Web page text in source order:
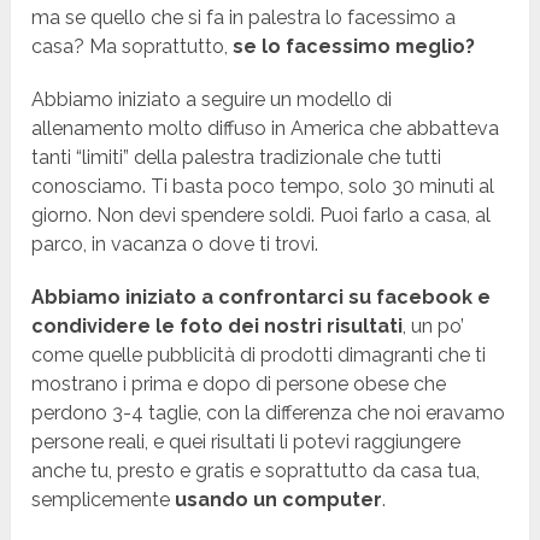
ma se quello che si fa in palestra lo facessimo a
casa? Ma soprattutto,se lo facessimo meglio?
Abbiamo iniziato a seguire un modello di
allenamento molto diffuso in America che abbatteva
tanti “limiti” della palestra tradizionale che tutti
conosciamo. Ti basta poco tempo, solo 30 minuti al
giorno. Non devi spendere soldi. Puoi farlo a casa, al
parco, in vacanza o dove ti trovi.
Abbiamo iniziato a confrontarci su facebook e
condividere le foto dei nostri risultati, un po’
come quelle pubblicità di prodotti dimagranti che ti
mostrano i prima e dopo di persone obese che
perdono 3-4 taglie, con la differenza che noi eravamo
persone reali, e quei risultati li potevi raggiungere
anche tu, presto e gratis e soprattutto da casa tua,
semplicemente usando un computer.